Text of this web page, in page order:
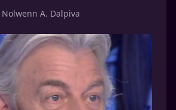
Nolwenn A. Dalpiva